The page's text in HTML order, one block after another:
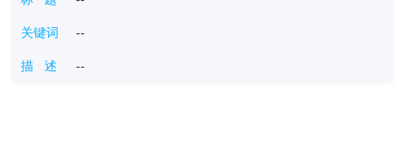
关键词 --
描 述 --